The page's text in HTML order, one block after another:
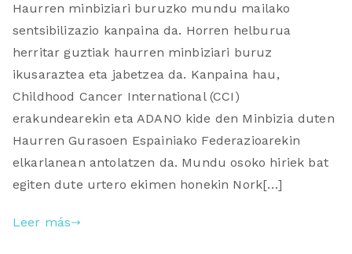
Haurren minbiziari buruzko mundu mailako
sentsibilizazio kanpaina da. Horren helburua
herritar guztiak haurren minbiziari buruz
ikusaraztea eta jabetzea da. Kanpaina hau,
Childhood Cancer International (CCI)
erakundearekin eta ADANO kide den Minbizia duten
Haurren Gurasoen Espainiako Federazioarekin
elkarlanean antolatzen da. Mundu osoko hiriek bat
egiten dute urtero ekimen honekin Nork[…]
Leer más